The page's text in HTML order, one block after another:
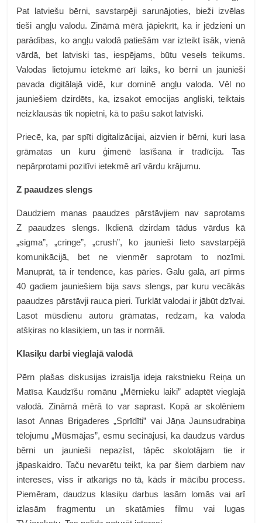
Pat latviešu bērni, savstarpēji sarunājoties, bieži izvēlas
tieši angļu valodu. Zināmā mērā jāpiekrīt, ka ir jēdzieni un
parādības, ko angļu valodā patiešām var izteikt īsāk, vienā
vārdā, bet latviski tas, iespējams, būtu vesels teikums.
Valodas lietojumu ietekmē arī laiks, ko bērni un jaunieši
pavada digitālajā vidē, kur dominē angļu valoda. Vēl no
jauniešiem dzirdēts, ka, izsakot emocijas angliski, teiktais
neizklausās tik nopietni, kā to pašu sakot latviski.
Priecē, ka, par spīti digitalizācijai, aizvien ir bērni, kuri lasa
grāmatas un kuru ģimenē lasīšana ir tradīcija. Tas
nepārprotami pozitīvi ietekmē arī vārdu krājumu.
Z paaudzes slengs
Daudziem manas paaudzes pārstāvjiem nav saprotams
Z paaudzes slengs. Ikdienā dzirdam tādus vārdus kā
„sigma”, „cringe”, „crush”, ko jaunieši lieto savstarpējā
komunikācijā, bet ne vienmēr saprotam to nozīmi.
Manuprāt, tā ir tendence, kas pāries. Galu galā, arī pirms
40 gadiem jauniešiem bija savs slengs, par kuru vecākās
paaudzes pārstāvji rauca pieri. Turklāt valodai ir jābūt dzīvai.
Lasot mūsdienu autoru grāmatas, redzam, ka valoda
atšķiras no klasiķiem, un tas ir normāli.
Klasiķu darbi vieglajā valodā
Pērn plašas diskusijas izraisīja ideja rakstnieku Reiņa un
Matīsa Kaudzīšu romānu „Mērnieku laiki” adaptēt vieglajā
valodā. Zināmā mērā to var saprast. Kopā ar skolēniem
lasot Annas Brigaderes „Sprīdīti” vai Jāņa Jaunsudrabiņa
tēlojumu „Mūsmājas”, esmu secinājusi, ka daudzus vārdus
bērni un jaunieši nepazīst, tāpēc skolotājam tie ir
jāpaskaidro. Taču nevarētu teikt, ka par šiem darbiem nav
intereses, viss ir atkarīgs no tā, kāds ir mācību process.
Piemēram, daudzus klasiķu darbus lasām lomās vai arī
izlasām fragmentu un skatāmies filmu vai lugas